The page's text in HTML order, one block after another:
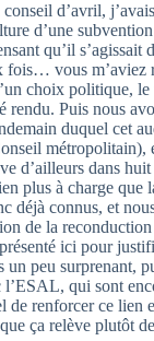
d’avril,
d’une
qu’il s’agissait
fois… vous m’aviez
choix politique, le
rendu. Puis nous
duquel cet
métropolitain),
d’ailleurs dans
plus à charge que
déjà connus, et
de la
ici pour
un peu surprenant,
l’ESAL, qui sont
de renforcer ce
ça relève plutôt